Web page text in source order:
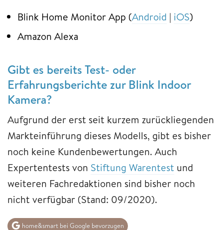
Blink Home Monitor App (Android | iOS)
Amazon Alexa
Gibt es bereits Test- oder
Erfahrungsberichte zur Blink Indoor
Kamera?
Aufgrund der erst seit kurzem zurückliegenden
Markteinführung dieses Modells, gibt es bisher
noch keine Kundenbewertungen. Auch
Expertentests von Stiftung Warentest und
weiteren Fachredaktionen sind bisher noch
nicht verfügbar (Stand: 09/2020).
home&smart bei Google bevorzugen